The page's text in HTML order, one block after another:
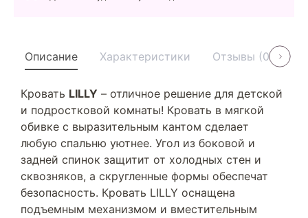
Описание Характеристики Отзывы (0)
Кровать LILLY – отличное решение для детской
и подростковой комнаты! Кровать в мягкой
обивке с выразительным кантом сделает
любую спальню уютнее. Угол из боковой и
задней спинок защитит от холодных стен и
сквозняков, а скругленные формы обеспечат
безопасность. Кровать LILLY оснащена
подъемным механизмом и вместительным